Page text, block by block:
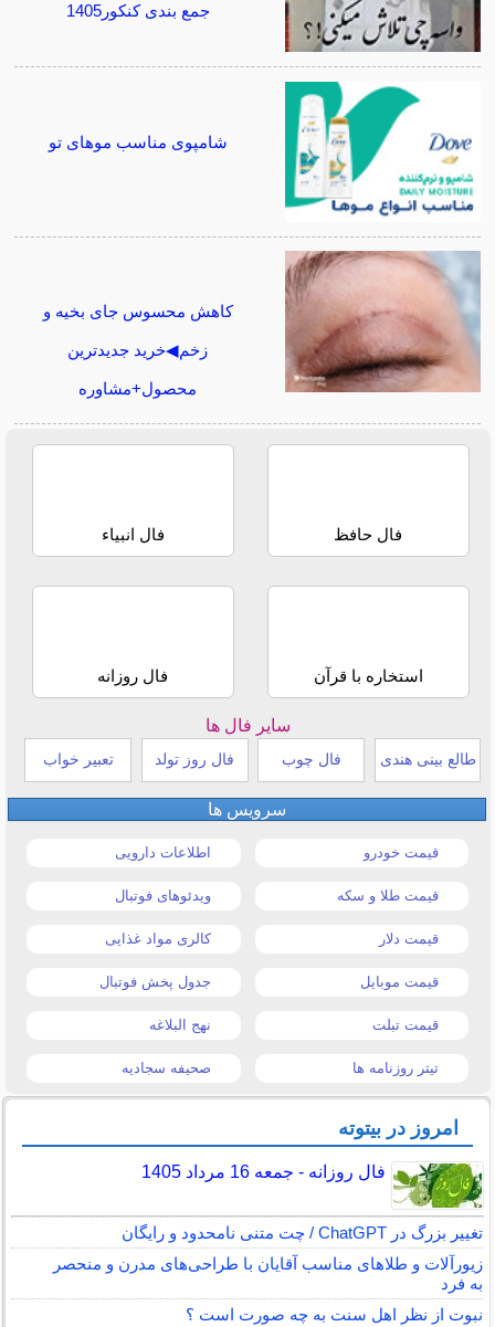
جمع بندی کنکور1405
شامپوی مناسب موهای تو
کاهش محسوس جای بخیه و
زخم◀خرید جدیدترین
محصول+مشاوره
فال حافظ فال انبیاء
استخاره با قرآن فال روزانه
سایر فال ها
طالع بینی هندی فال چوب فال روز تولد تعبیر خواب
سرویس ها
قیمت خودرو اطلاعات دارویی
قیمت طلا و سکه ویدئوهای فوتبال
قیمت دلار کالری مواد غذایی
قیمت موبایل جدول پخش فوتبال
قیمت تبلت نهج البلاغه
تیتر روزنامه ها صحیفه سجادیه
امروز در بیتوته
فال روزانه - جمعه 16 مرداد 1405
تغییر بزرگ در ChatGPT / چت متنی نامحدود و رایگان
زیورآلات و طلاهای مناسب آقایان با طراحی‌های مدرن و منحصر
به فرد
نبوت از نظر اهل سنت به چه صورت است ؟